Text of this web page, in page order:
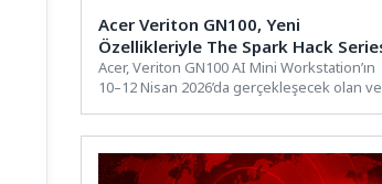
Acer Veriton GN100, Yeni
Özellikleriyle The Spark Hack
New York’a Güç Katıyor
Acer, Veriton GN100 AI Mini Workstation’ın
10–12 Nisan 2026’da gerçekleşecek olan ve